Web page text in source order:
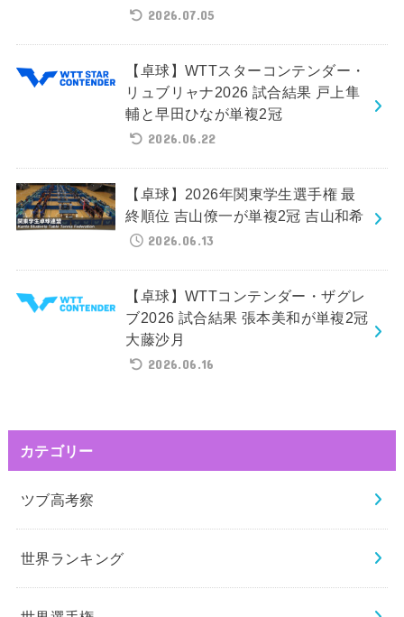
2026.07.05
【卓球】WTTスターコンテンダー・
リュブリャナ2026 試合結果 戸上隼
輔と早田ひなが単複2冠
2026.06.22
【卓球】2026年関東学生選手権 最
終順位 吉山僚一が単複2冠 吉山和希
2026.06.13
【卓球】WTTコンテンダー・ザグレ
ブ2026 試合結果 張本美和が単複2冠
大藤沙月
2026.06.16
カテゴリー
ツブ高考察
世界ランキング